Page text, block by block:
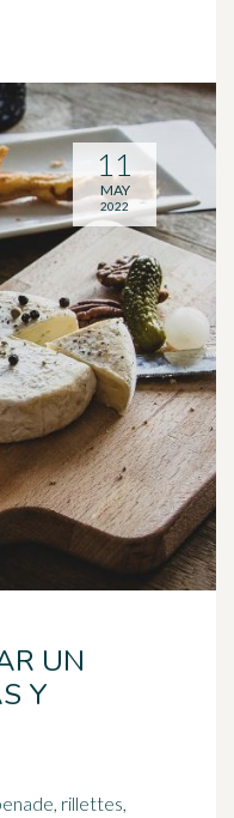
UN
Y
11
MAY
2022